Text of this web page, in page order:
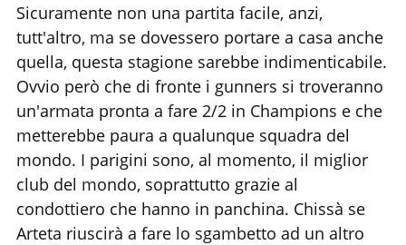
Sicuramente non una partita facile, anzi,
tutt'altro, ma se dovessero portare a casa anche
quella, questa stagione sarebbe indimenticabile.
Ovvio però che di fronte i gunners si troveranno
un'armata pronta a fare 2/2 in Champions e che
metterebbe paura a qualunque squadra del
mondo. I parigini sono, al momento, il miglior
club del mondo, soprattutto grazie al
condottiero che hanno in panchina. Chissà se
Arteta riuscirà a fare lo sgambetto ad un altro